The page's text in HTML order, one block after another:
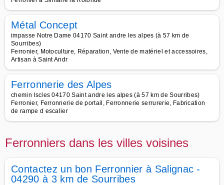
Métal Concept
impasse Notre Dame 04170 Saint andre les alpes (à 57 km de
Sourribes)
Ferronier, Motoculture, Réparation, Vente de matériel et accessoires,
Artisan à Saint Andr
Ferronnerie des Alpes
chemin Iscles 04170 Saint andre les alpes (à 57 km de Sourribes)
Ferronier, Ferronnerie de portail, Ferronnerie serrurerie, Fabrication
de rampe d escalier
Ferronniers dans les villes voisines
Contactez un bon Ferronnier à Salignac -
04290 à 3 km de Sourribes